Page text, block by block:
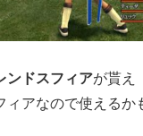
ンドスフィアが貰え
アなので使えるか